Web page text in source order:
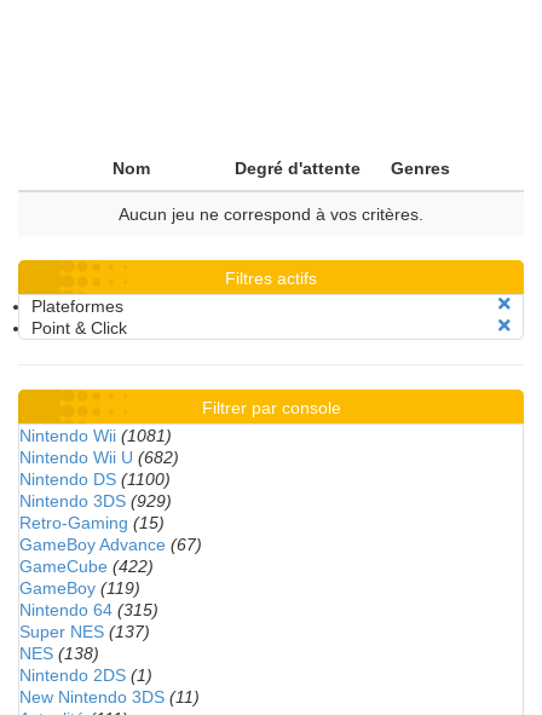
Nom Degré d'attente Genres
Aucun jeu ne correspond à vos critères.
Filtres actifs
Plateformes
Point & Click
Filtrer par console
Nintendo Wii (1081)
Nintendo Wii U (682)
Nintendo DS (1100)
Nintendo 3DS (929)
Retro-Gaming (15)
GameBoy Advance (67)
GameCube (422)
GameBoy (119)
Nintendo 64 (315)
Super NES (137)
NES (138)
Nintendo 2DS (1)
New Nintendo 3DS (11)